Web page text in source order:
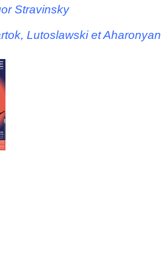
Stravinsky
Lutoslawski et Aharonyan